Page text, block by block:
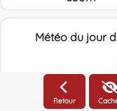
Météo du jour
Température: Pluie:
Retour